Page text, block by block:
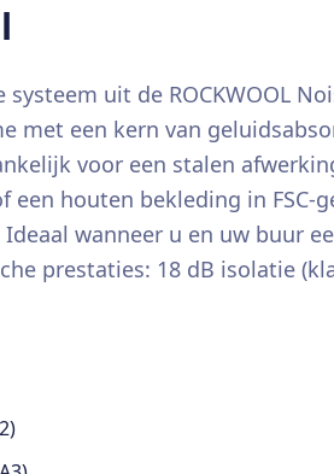
uit de ROCKWOOL
met een kern van
voor een stalen
een houten bekleding in FSC-
wanneer u en uw buur
prestaties: 18 dB isolatie